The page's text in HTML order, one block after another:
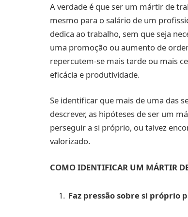
A verdade é que ser um mártir de
mesmo para o salário de um
dedica ao trabalho, sem que seja
uma promoção ou aumento de
repercutem-se mais tarde ou mais
eficácia e produtividade.
Se identificar que mais de uma das
descrever, as hipóteses de ser um
perseguir a si próprio, ou talvez
valorizado.
COMO IDENTIFICAR UM MÁRTIR
Faz pressão sobre si próprio